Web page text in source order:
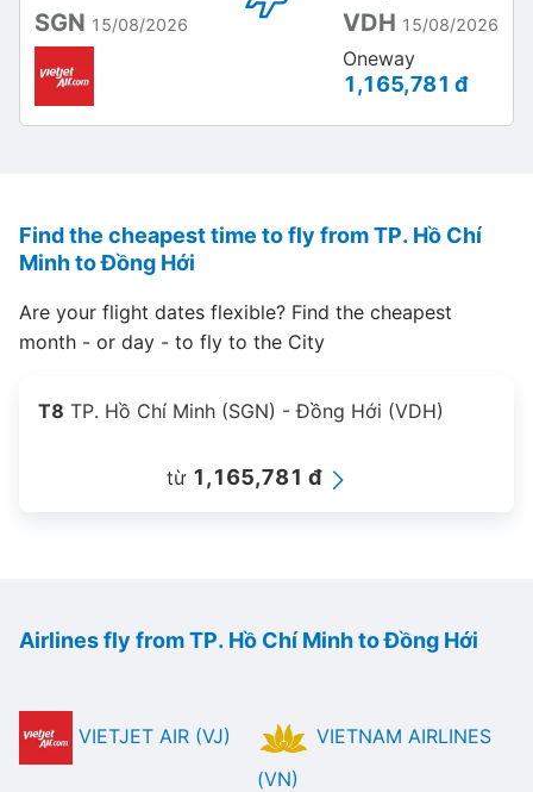
SGN 15/08/2026 VDH 15/08/2026
Oneway
1,165,781 đ
Find the cheapest time to fly from TP. Hồ Chí
Minh to Đồng Hới
Are your flight dates flexible? Find the cheapest
month - or day - to fly to the City
T8 TP. Hồ Chí Minh (SGN) - Đồng Hới (VDH)
từ 1,165,781 đ
Airlines fly from TP. Hồ Chí Minh to Đồng Hới
VIETJET AIR (VJ)
VIETNAM AIRLINES
(VN)